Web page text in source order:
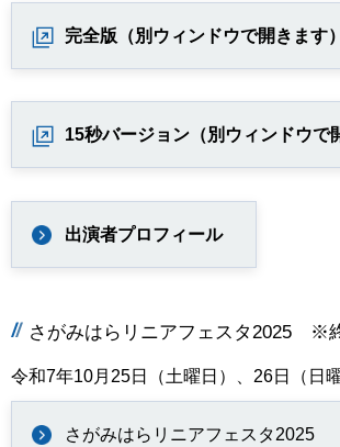
完全版（別ウィンドウで開きます）
15秒バージョン（別ウィンドウで
出演者プロフィール
さがみはらリニアフェスタ2025 ※
令和7年10月25日（土曜日）、26日（日
さがみはらリニアフェスタ2025